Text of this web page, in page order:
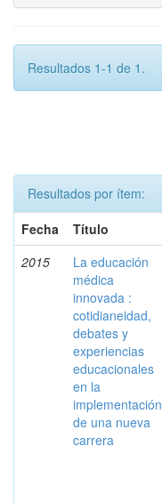
Resultados 1-1 de 1.
Resultados por ítem:
Fecha
Título
2015
La educación
médica
innovada :
cotidianeidad,
debates y
experiencias
educacionales
en la
implementación
de una nueva
carrera